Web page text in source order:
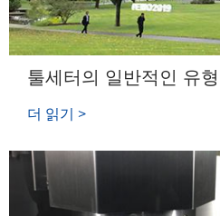
툴세터의 일반적인 유
더 읽기 >